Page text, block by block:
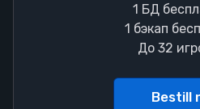
1 БД
1 бэкап
До 32
Bestill